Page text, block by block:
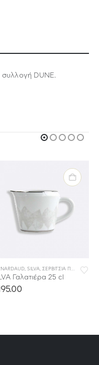
συλλογή DUNE.
ΦΑΓΗΤΟΥ
, SILVA, ΣΕΡΒΙΤΣΙΑ ΠΟΡΣΕΛΑΝΗΣ
Γαλατιέρα 25 cl